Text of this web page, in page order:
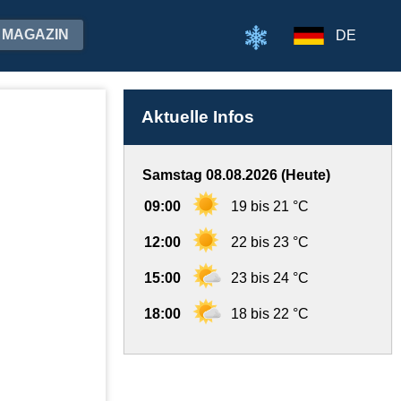
MAGAZIN DE
Aktuelle Infos
Samstag 08.08.2026 (Heute)
09:00 19 bis 21 °C
12:00 22 bis 23 °C
15:00 23 bis 24 °C
18:00 18 bis 22 °C